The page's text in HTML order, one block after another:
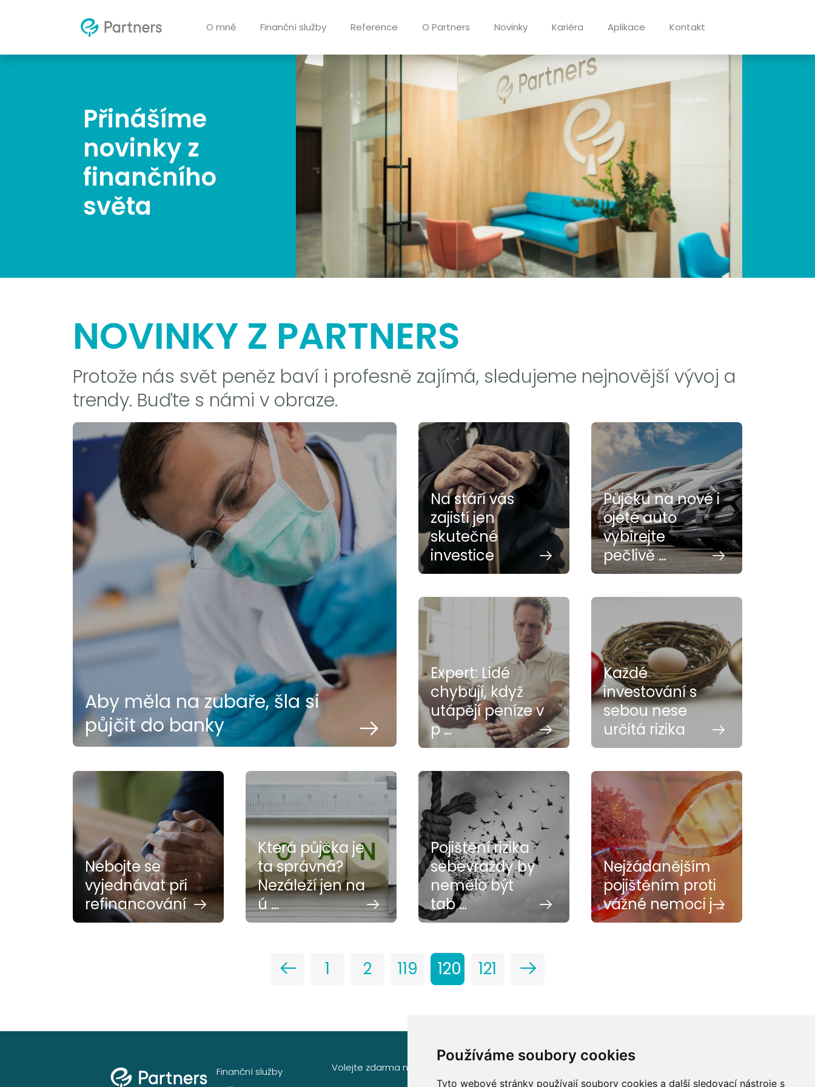
Používáme soubory cookies
Tyto webové stránky používají soubory cookies a další sledovací nástroje s
O mně Finanční služby Reference O Partners Novinky Kariéra Aplikace Kontakt
Přinášíme
novinky z
finančního
světa
NOVINKY Z PARTNERS
Protože nás svět peněz baví i profesně zajímá, sledujeme nejnovější vývoj a
trendy. Buďte s námi v obraze.
Aby měla na zubaře, šla si
půjčit do banky
Na stáří vás
zajistí jen
skutečné
investice
Půjčku na nové i
ojeté auto
vybírejte
pečlivě …
Expert: Lidé
chybují, když
utápějí peníze v
p …
Každé
investování s
sebou nese
určitá rizika
Nebojte se
vyjednávat při
refinancování
Která půjčka je
ta správná?
Nezáleží jen na
ú …
Pojištění rizika
sebevraždy by
nemělo být
tab …
Nejžádanějším
pojištěním proti
vážné nemoci j …
1 2 119 120 121
Finanční služby
Volejte zdarma na